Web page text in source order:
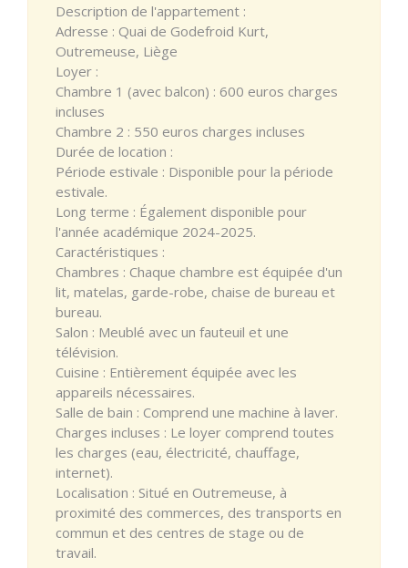
Description de l'appartement :
Adresse : Quai de Godefroid Kurt,
Outremeuse, Liège
Loyer :
Chambre 1 (avec balcon) : 600 euros charges
incluses
Chambre 2 : 550 euros charges incluses
Durée de location :
Période estivale : Disponible pour la période
estivale.
Long terme : Également disponible pour
l'année académique 2024-2025.
Caractéristiques :
Chambres : Chaque chambre est équipée d'un
lit, matelas, garde-robe, chaise de bureau et
bureau.
Salon : Meublé avec un fauteuil et une
télévision.
Cuisine : Entièrement équipée avec les
appareils nécessaires.
Salle de bain : Comprend une machine à laver.
Charges incluses : Le loyer comprend toutes
les charges (eau, électricité, chauffage,
internet).
Localisation : Situé en Outremeuse, à
proximité des commerces, des transports en
commun et des centres de stage ou de
travail.